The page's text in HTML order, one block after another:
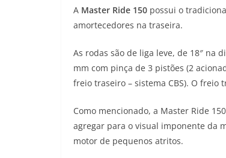
A Master Ride 150 possui o
amortecedores na traseira.
As rodas são de liga leve, de 18″ na
mm com pinça de 3 pistões (2
freio traseiro – sistema CBS). O freio
Como mencionado, a Master Ride
agregar para o visual imponente da
motor de pequenos atritos.